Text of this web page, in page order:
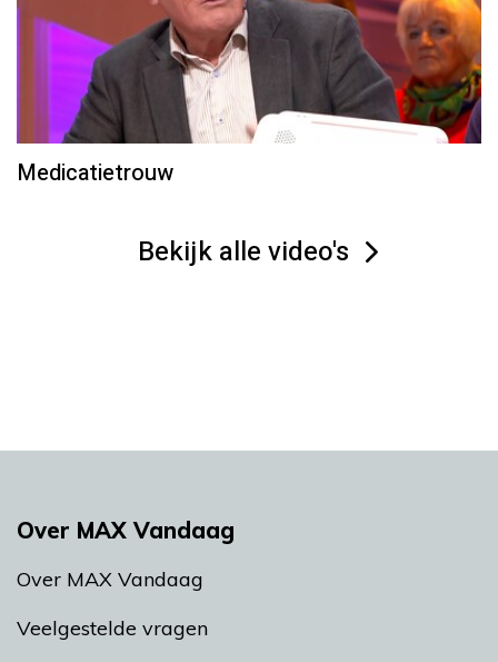
Medicatietrouw
Bekijk alle video's
Over MAX Vandaag
Over MAX Vandaag
Veelgestelde vragen